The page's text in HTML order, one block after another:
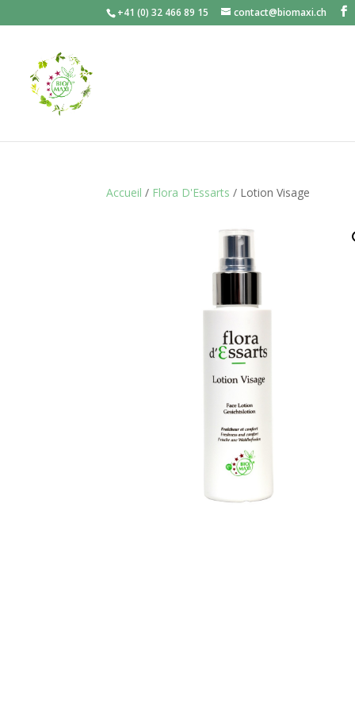
+41 (0) 32 466 89 15 contact@biomaxi.ch
Accueil / Flora D'Essarts / Lotion Visage